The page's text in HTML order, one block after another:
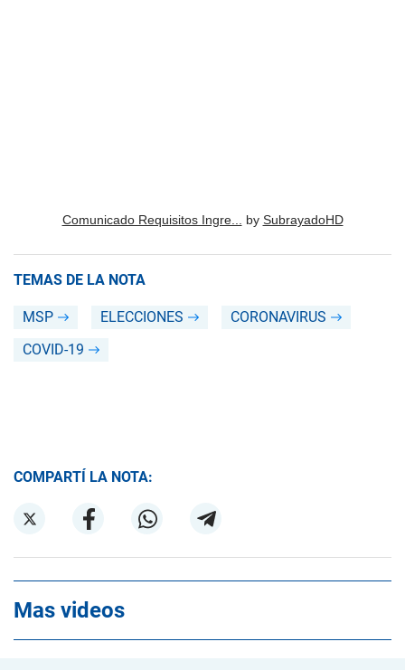
Comunicado Requisitos Ingre... by SubrayadoHD
TEMAS DE LA NOTA
MSP ELECCIONES
CORONAVIRUS
COVID-19
COMPARTÍ LA NOTA:
Mas videos